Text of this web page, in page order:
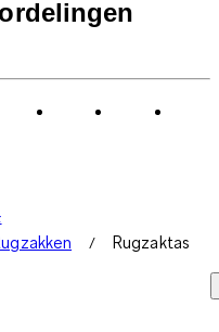
Rugzaktas